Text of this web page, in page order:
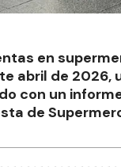
en
abril de 2026,
con un
de